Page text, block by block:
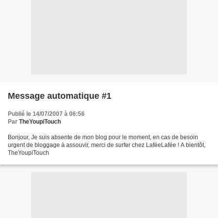
Message automatique #1
Publié le 14/07/2007 à 06:56
Par TheYoupiTouch
Bonjour, Je suis absente de mon blog pour le moment, en cas de besoin
urgent de bloggage à assouvir, merci de surfer chez LaféeLafée ! A bientôt,
TheYoupiTouch